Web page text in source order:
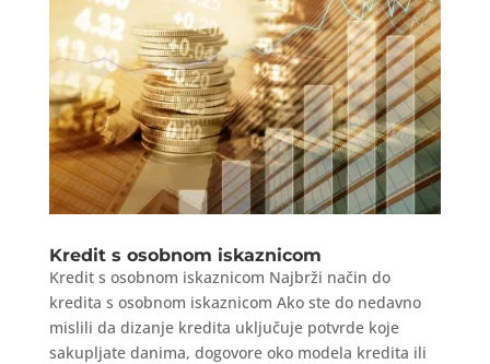
Kredit s osobnom iskaznicom
Kredit s osobnom iskaznicom Najbrži način do
kredita s osobnom iskaznicom Ako ste do nedavno
mislili da dizanje kredita uključuje potvrde koje
sakupljate danima, dogovore oko modela kredita ili